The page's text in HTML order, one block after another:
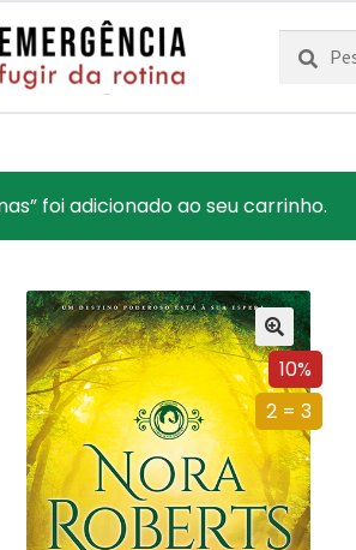
Pesquisar
por:
Pesquisa
foi adicionado ao seu carrinho.
10%
2 = 3